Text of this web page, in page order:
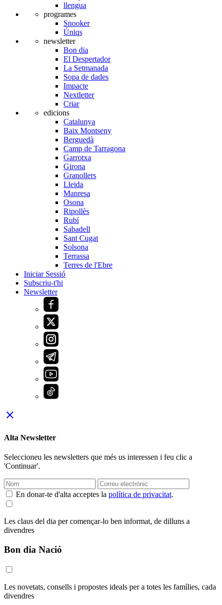
llengua
programes
Snooker
Úniqs
newsletter
Bon dia
El Despertador
La Setmanada
Sopa de dades
Impacte
Nextletter
Criar
edicions
Catalunya
Baix Montseny
Berguedà
Camp de Tarragona
Garrotxa
Girona
Granollers
Lleida
Manresa
Osona
Ripollès
Rubí
Sabadell
Sant Cugat
Solsona
Terrassa
Terres de l'Ebre
Iniciar Sessió
Subscriu-t'hi
Newsletter
close
Alta Newsletter
Seleccioneu les newsletters que més us interessen i feu clic a
'Continuar'.
En donar-te d'alta acceptes la política de privacitat.
Les claus del dia per començar-lo ben informat, de dilluns a
divendres
Bon dia Nació
Les novetats, consells i propostes ideals per a totes les famílies, cada
divendres